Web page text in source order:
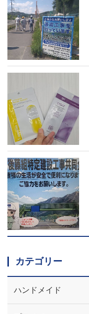
カテゴリー
ハンドメイド